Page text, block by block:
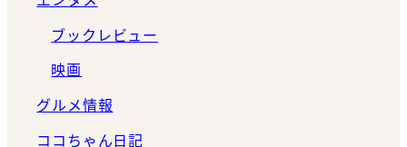
ブックレビュー
映画
グルメ情報
ココちゃん日記